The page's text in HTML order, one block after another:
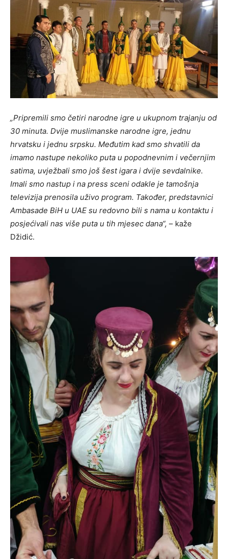
„Pripremili smo četiri narodne igre u ukupnom trajanju od
30 minuta. Dvije muslimanske narodne igre, jednu
hrvatsku i jednu srpsku. Međutim kad smo shvatili da
imamo nastupe nekoliko puta u popodnevnim i večernjim
satima, uvježbali smo još šest igara i dvije sevdalnike.
Imali smo nastup i na press sceni odakle je tamošnja
televizija prenosila uživo program. Također, predstavnici
Ambasade BiH u UAE su redovno bili s nama u kontaktu i
posjećivali nas više puta u tih mjesec dana“, – kaže
Džidić.